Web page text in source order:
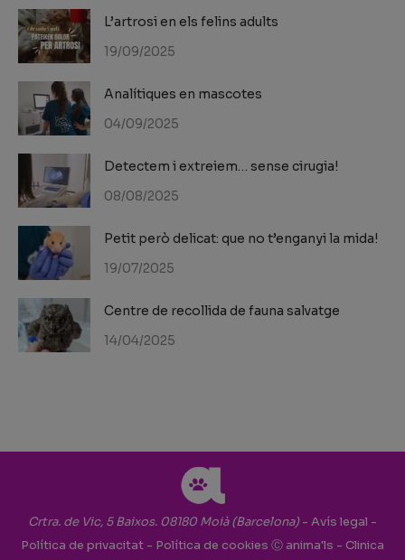
L’artrosi en els felins adults
19/09/2025
Analítiques en mascotes
04/09/2025
Detectem i extreiem… sense cirugia!
08/08/2025
Petit però delicat: que no t’enganyi la mida!
19/07/2025
Centre de recollida de fauna salvatge
14/04/2025
Crtra. de Vic, 5 Baixos. 08180 Moià (Barcelona)- Avís legal -
Política de privacitat - Política de cookies Ⓒ anima'ls - Clinica